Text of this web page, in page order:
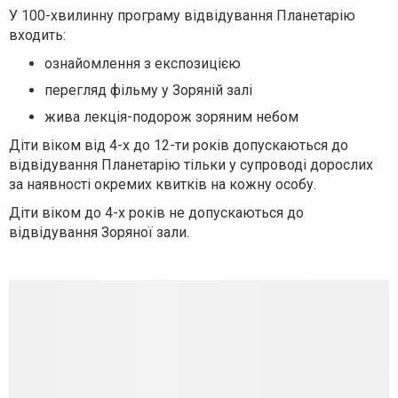
У 100-хвилинну програму відвідування Планетарію
входить:
ознайомлення з експозицією
перегляд фільму у Зоряній залі
жива лекція-подорож зоряним небом
Діти віком від 4-х до 12-ти років допускаються до
відвідування Планетарію тільки у супроводі дорослих
за наявності окремих квитків на кожну особу.
Діти віком до 4-х років не допускаються до
відвідування Зоряної зали.